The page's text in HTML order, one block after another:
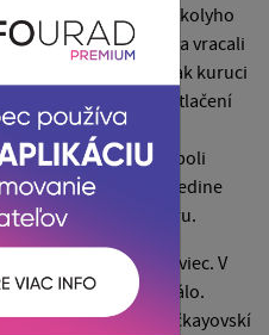
Smižian. Počas Tokolyho
odoberali katolíkom a vracali
14.5.1678, obec však kuruci
chytili a upálili. Po potlačení
opäť prešli do rúk
boli Csákyovci, ktorí boli
v ich poddanskej dedine
evanjelickú vieru.
úpadku Iliašoviec. V
na tú dobu nebolo málo.
a vypálili ju bočkayovskí